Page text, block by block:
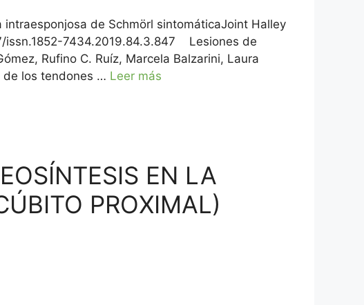
intraesponjosa de Schmörl sintomáticaJoint Halley
issn.1852-7434.2019.84.3.847 Lesiones de
Rufino C. Ruíz, Marcela Balzarini, Laura
de los tendones … Leer más
EN LA
PROXIMAL)